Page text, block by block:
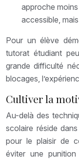
approche
accessible,
Pour un élève
tutorat étudiant
grande difficulté
blocages,
Cultiver la
Au-delà des
scolaire réside
pour le plaisir de
éviter une